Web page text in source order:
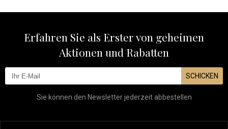
Erfahren Sie als Erster von geheimen
Aktionen und Rabatten
SCHICKEN
Sie können den Newsletter jederzeit abbestellen